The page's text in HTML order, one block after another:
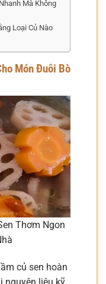
Mà Không
Loại Củ Nào
Món Đuôi Bò
Thơm Ngon
củ sen hoàn